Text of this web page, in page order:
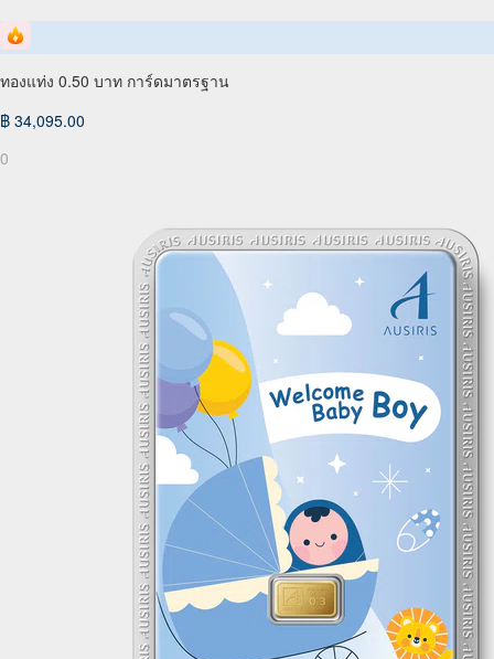
ทองแท่ง 0.50 บาท การ์ดมาตรฐาน
฿ 34,095.00
0